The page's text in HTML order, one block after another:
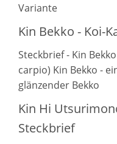
Variante
Kin Bekko - Koi-
Steckbrief - Kin
carpio) Kin Bekko -
glänzender Bekko
Kin Hi
Steckbrief